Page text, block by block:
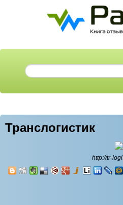
Транслогистик
http://tr-